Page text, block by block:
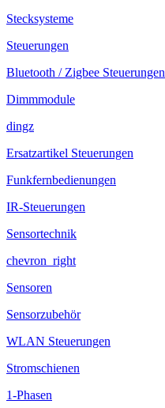
Stecksysteme
Steuerungen
Bluetooth / Zigbee Steuerungen
Dimmmodule
dingz
Ersatzartikel Steuerungen
Funkfernbedienungen
IR-Steuerungen
Sensortechnik
chevron_right
Sensoren
Sensorzubehör
WLAN Steuerungen
Stromschienen
1-Phasen